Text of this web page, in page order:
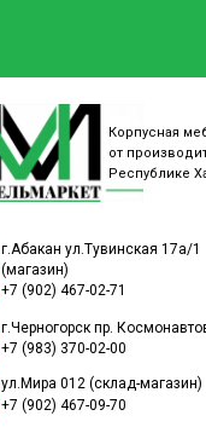
Корпусная
от
Республике
г.Абакан ул.Тувинская 17а/1
(магазин)
+7 (902) 467-02-71
г.Черногорск пр.
+7 (983) 370-02-00
ул.Мира 012 (склад-магазин)
+7 (902) 467-09-70